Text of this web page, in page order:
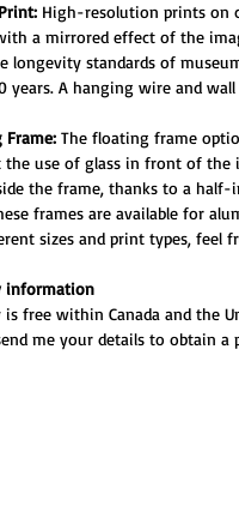
High-resolution prints on
a mirrored effect of the
longevity standards of
years. A hanging wire and
Frame: The floating frame
use of glass in front of the
the frame, thanks to a half-
frames are available for
sizes and print types, feel
information
is free within Canada and the
me your details to obtain a